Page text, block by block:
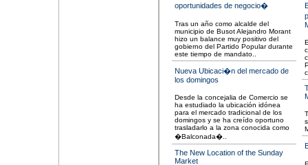
oportunidades de negocio�
Tras un año como alcalde del
municipio de Busot Alejandro Morant
hizo un balance muy positivo del
gobierno del Partido Popular durante
este tiempo de mandato..
Nueva Ubicaci�n del mercado de
los domingos
Desde la concejalia de Comercio se
ha estudiado la ubicación idónea
para el mercado tradicional de los
domingos y se ha creído oportuno
trasladarlo a la zona conocida como
�Balconada�..
The New Location of the Sunday
Market